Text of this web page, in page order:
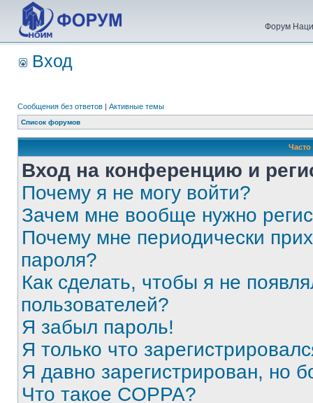
Форум
Вход
Сообщения без ответов | Активные темы
Список форумов
Вход на конференцию и
Почему я не могу войти?
Зачем мне вообще нужно
Почему мне периодически
пароля?
Как сделать, чтобы я не
пользователей?
Я забыл пароль!
Я только что
Я давно зарегистрирован, но
Что такое COPPA?